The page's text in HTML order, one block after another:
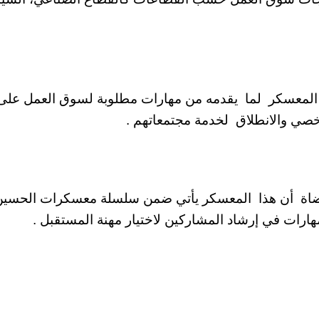
المعسكر لما يقدمه من مهارات مطلوبة لسوق العمل
والانطلاق لخدمة مجتمعاتهم .
أن هذا المعسكر يأتي ضمن سلسلة معسكرات
في إرشاد المشاركين لاختيار مهنة المستقبل .